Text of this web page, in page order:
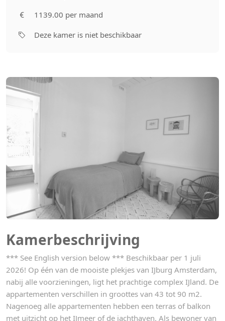
Kamerbeschrijving
*** See English version below *** Beschikbaar per 1 juli
2026! Op één van de mooiste plekjes van IJburg Amsterdam,
nabij alle voorzieningen, ligt het prachtige complex IJland. De
appartementen verschillen in groottes van 43 tot 90 m2.
Nagenoeg alle appartementen hebben een terras of balkon
met uitzicht op het IJmeer of de jachthaven. Als bewoner van
1139.00 per maand
Deze kamer is niet beschikbaar